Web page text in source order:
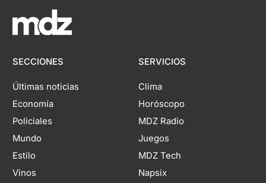
SECCIONES
Últimas noticias
Economía
Policiales
Mundo
Estilo
Vinos
SERVICIOS
Clima
Horóscopo
MDZ Radio
Juegos
MDZ Tech
Napsix